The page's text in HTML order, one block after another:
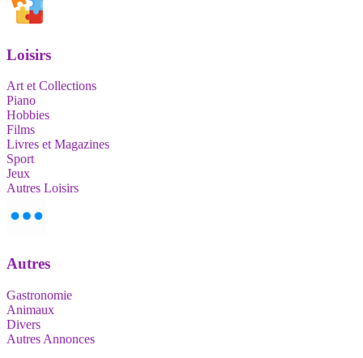
Loisirs
Art et Collections
Piano
Hobbies
Films
Livres et Magazines
Sport
Jeux
Autres Loisirs
Autres
Gastronomie
Animaux
Divers
Autres Annonces